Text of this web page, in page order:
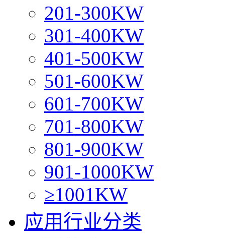
201-300KW
301-400KW
401-500KW
501-600KW
601-700KW
701-800KW
801-900KW
901-1000KW
≥1001KW
应用行业分类